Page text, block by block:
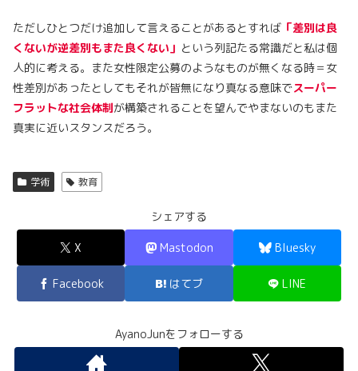
ただしひとつだけ追加して言えることがあるとすれば 「差別は良
くないが逆差別もまた良くない」 という列記たる常識だと私は個
人的に考える。また女性限定公募のようなものが無くなる時＝女
性差別があったとしてもそれが皆無になり真なる意味でスーパー
フラットな社会体制が構築されることを望んでやまないのもまた
真実に近いスタンスだろう。
学術 教育
シェアする
X Mastodon Bluesky
Facebook はてブ LINE
AyanoJunをフォローする